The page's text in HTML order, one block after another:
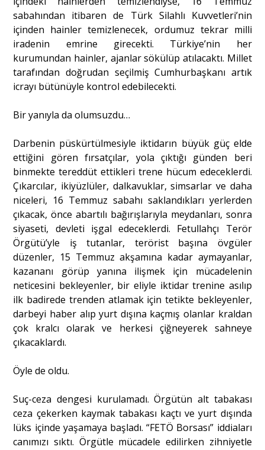
sabahından itibaren de Türk Silahlı Kuvvetleri’nin
içinden hainler temizlenecek, ordumuz tekrar milli
iradenin emrine girecekti. Türkiye’nin her
kurumundan hainler, ajanlar sökülüp atılacaktı. Millet
tarafından doğrudan seçilmiş Cumhurbaşkanı artık
icrayı bütünüyle kontrol edebilecekti.
Bir yanıyla da olumsuzdu…
Darbenin püskürtülmesiyle iktidarın büyük güç elde
ettiğini gören fırsatçılar, yola çıktığı günden beri
binmekte tereddüt ettikleri trene hücum edeceklerdi.
Çıkarcılar, ikiyüzlüler, dalkavuklar, simsarlar ve daha
niceleri, 16 Temmuz sabahı saklandıkları yerlerden
çıkacak, önce abartılı bağırışlarıyla meydanları, sonra
siyaseti, devleti işgal edeceklerdi. Fetullahçı Terör
Örgütü’yle iş tutanlar, terörist başına övgüler
düzenler, 15 Temmuz akşamına kadar aymayanlar,
kazananı görüp yanına ilişmek için mücadelenin
neticesini bekleyenler, bir eliyle iktidar trenine asılıp
ilk badirede trenden atlamak için tetikte bekleyenler,
darbeyi haber alıp yurt dışına kaçmış olanlar kraldan
çok kralcı olarak ve herkesi çiğneyerek sahneye
çıkacaklardı.
Öyle de oldu.
Suç-ceza dengesi kurulamadı. Örgütün alt tabakası
ceza çekerken kaymak tabakası kaçtı ve yurt dışında
lüks içinde yaşamaya başladı. “FETÖ Borsası” iddiaları
canımızı sıktı. Örgütle mücadele edilirken zihniyetle